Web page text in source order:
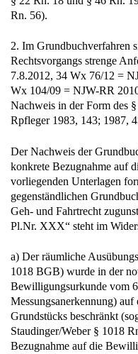
Rn. 56).
2. Im Grundbuchverfahren
Rechtsvorgangs strenge
7.8.2012, 34 Wx 76/12 =
Wx 104/09 = NJW-RR
Nachweis in der Form des
Rpfleger 1983, 143; 1987,
Der Nachweis der
konkrete Bezugnahme auf
vorliegenden Unterlagen
gegenständlichen
Geh- und Fahrtrecht
Pl.Nr. XXX“ steht im
a) Der räumliche
1018 BGB) wurde in der
Bewilligungsurkunde vom
Messungsanerkennung) auf
Grundstücks beschränkt
Staudinger/Weber § 1018
Bezugnahme auf die